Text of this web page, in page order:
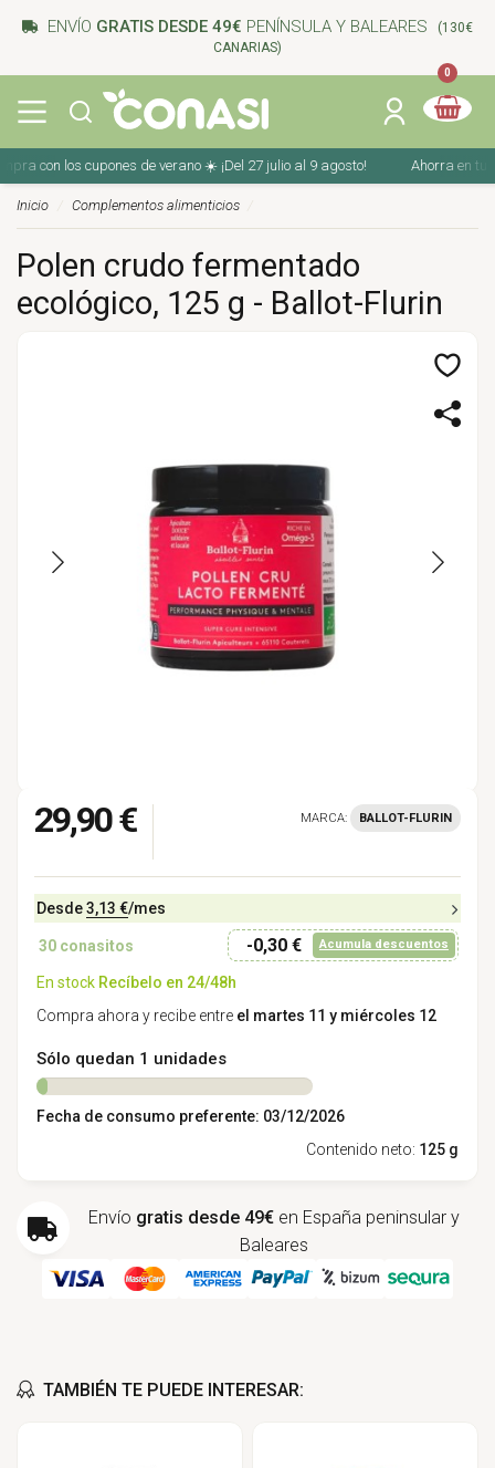
ENVÍO GRATIS DESDE 49€ PENÍNSULA Y BALEARES
(130€
CANARIAS)
0
con los cupones de verano ☀️ ¡Del 27 julio al 9 agosto! Ahorra en tu
Inicio Complementos alimenticios
Polen crudo fermentado
ecológico, 125 g - Ballot-Flurin
29,90 € MARCA: BALLOT-FLURIN
Desde3,13 €/mes
30 conasitos -0,30 € Acumula descuentos
En stock Recíbelo en 24/48h
Compra ahora y recibe entre el martes 11 y miércoles 12
Sólo quedan 1 unidades
Fecha de consumo preferente: 03/12/2026
Contenido neto: 125 g
Envío gratis desde 49€ en España peninsular y
Baleares
TAMBIÉN TE PUEDE INTERESAR: